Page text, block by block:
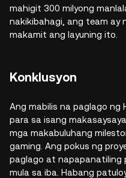
mahigit 300 milyong
nakikibahagi, ang team ay
makamit ang layuning ito.
Konklusyon
Ang mabilis na paglago ng
para sa isang
mga makabuluhang
gaming. Ang pokus ng
paglago at
mula sa iba. Habang